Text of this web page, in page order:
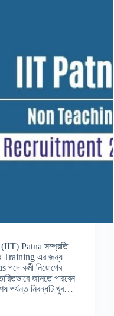
Patna সম্প্রতি
Training এর জন্য
পদে কর্মী নিয়োগের
জানতে পারবেন
পর্যন্ত নিবন্ধটি খুব…